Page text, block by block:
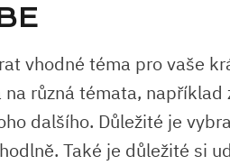
vhodné téma pro vaše
různá témata,
dalšího. Důležité je
Také je důležité si